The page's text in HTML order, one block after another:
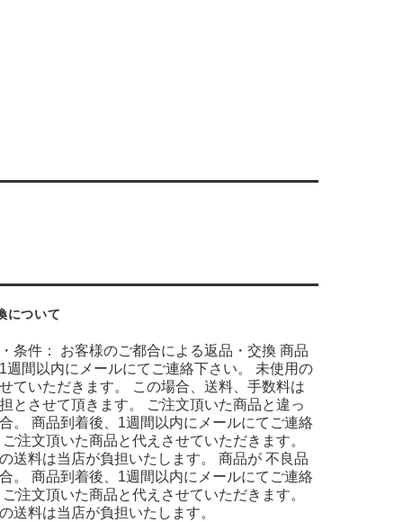
について
条件： お客様のご都合による返品・交換 商品
週間以内にメールにてご連絡下さい。 未使用の
ていただきます。 この場合、送料、手数料は
とさせて頂きます。 ご注文頂いた商品と違っ
。 商品到着後、1週間以内にメールにてご連絡
注文頂いた商品と代えさせていただきます。
送料は当店が負担いたします。 商品が 不良品
。 商品到着後、1週間以内にメールにてご連絡
注文頂いた商品と代えさせていただきます。
送料は当店が負担いたします。